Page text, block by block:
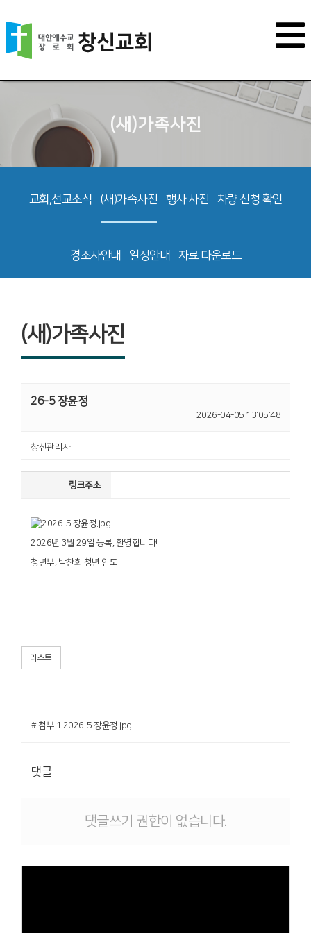
(새)가족사진
교회,선교소식 (새)가족사진 행사 사진 차량 신청 확인
경조사안내 일정안내 자료 다운로드
(새)가족사진
26-5 장윤정
2026-04-05 13:05:48
창신관리자
링크주소
2026년 3월 29일 등록, 환영합니다!
청년부, 박찬희 청년 인도
리스트
# 첨부 1.2026-5 장윤정.jpg
댓글
댓글쓰기 권한이 없습니다.